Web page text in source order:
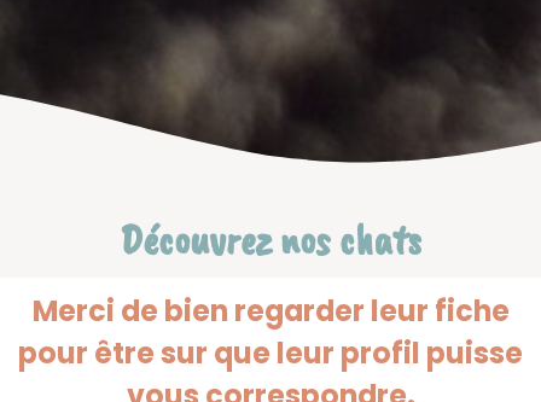
Découvrez nos chats
Merci de bien regarder leur fiche
pour être sur que leur profil puisse